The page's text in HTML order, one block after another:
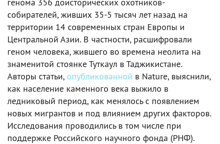
собирателей, живших 35-5 тысяч лет назад на
территории 14 современных стран Европы и
Центральной Азии. В частности, расшифровали
геном человека, жившего во времена неолита на
знаменитой стоянке Туткаул в Таджикистане.
Авторы статьи, опубликованной в Nature, выяснили,
как население каменного века выжило в
ледниковый период, как менялось с появлением
новых мигрантов и под влиянием других факторов.
Исследования проводились в том числе при
поддержке Российского научного фонда (РНФ).